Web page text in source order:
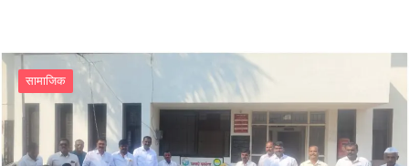
सामाजिक